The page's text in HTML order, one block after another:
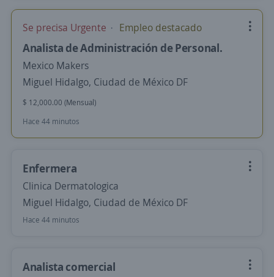
Se precisa Urgente Empleo destacado
Analista de Administración de Personal.
Mexico Makers
Miguel Hidalgo, Ciudad de México DF
$ 12,000.00 (Mensual)
Hace 44 minutos
Enfermera
Clinica Dermatologica
Miguel Hidalgo, Ciudad de México DF
Hace 44 minutos
Analista comercial